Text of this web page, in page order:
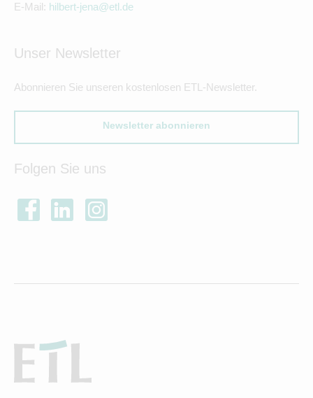
E-Mail: hilbert-jena@etl.de
Unser Newsletter
Abonnieren Sie unseren kostenlosen ETL-Newsletter.
Newsletter abonnieren
Folgen Sie uns